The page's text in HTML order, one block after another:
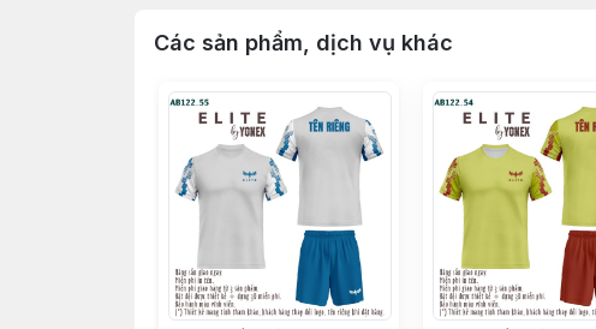
Các sản phẩm, dịch vụ khác